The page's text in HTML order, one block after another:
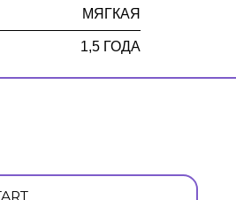
МЯГКАЯ
1,5 ГОДА